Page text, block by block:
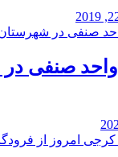
پلمب ۶ واحد